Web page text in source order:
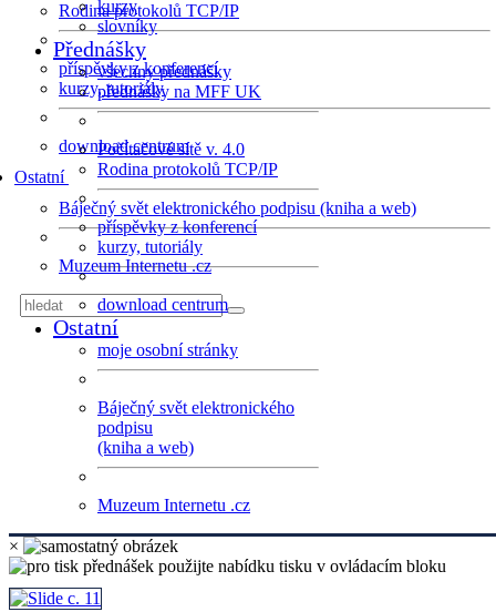
Rodina protokolů TCP/IP
příspěvky z konferencí
kurzy, tutoriály
download centrum
Ostatní
Báječný svět elektronického podpisu (kniha a web)
Muzeum Internetu .cz
kurzy
slovníky
Přednášky
všechny přednášky
přednášky na MFF UK
Počítačové sítě v. 4.0
Rodina protokolů TCP/IP
příspěvky z konferencí
kurzy, tutoriály
download centrum
Ostatní
moje osobní stránky
Báječný svět elektronického
podpisu
(kniha a web)
Muzeum Internetu .cz
×